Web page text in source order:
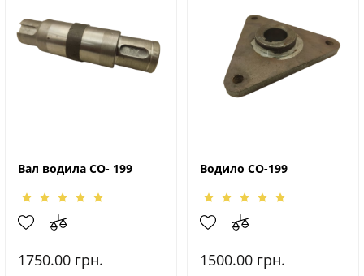
Вал водила СО- 199
1750.00 грн.
Водило СО-199
1500.00 грн.